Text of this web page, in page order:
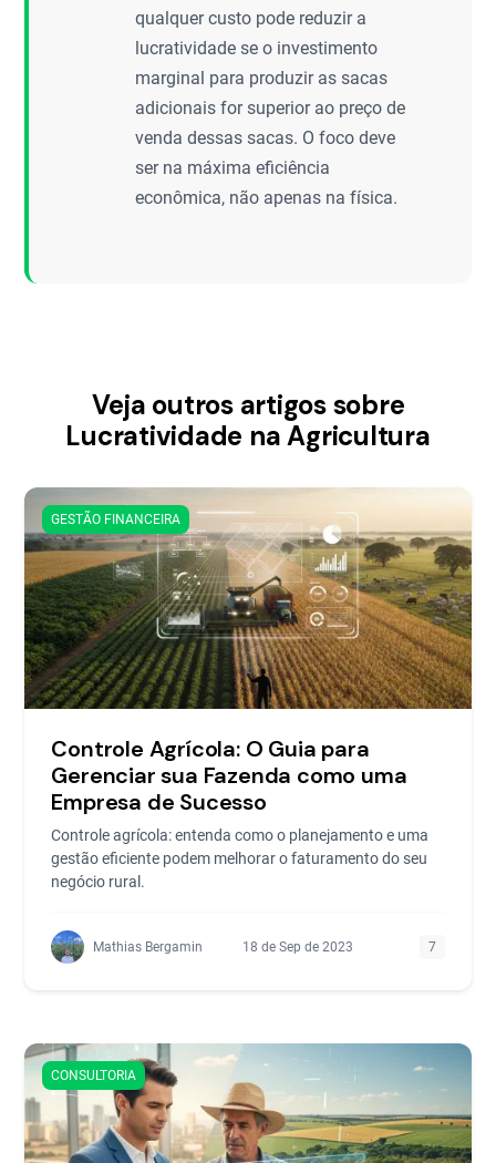
qualquer custo pode reduzir a
lucratividade se o investimento
marginal para produzir as sacas
adicionais for superior ao preço de
venda dessas sacas. O foco deve
ser na máxima eficiência
econômica, não apenas na física.
Veja outros artigos sobre
Lucratividade na Agricultura
GESTÃO FINANCEIRA
Controle Agrícola: O Guia para
Gerenciar sua Fazenda como uma
Empresa de Sucesso
Controle agrícola: entenda como o planejamento e uma
gestão eficiente podem melhorar o faturamento do seu
negócio rural.
Mathias Bergamin 18 de Sep de 2023 7
CONSULTORIA